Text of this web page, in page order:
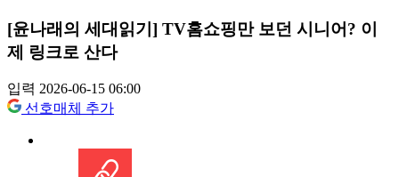
[윤나래의 세대읽기] TV홈쇼핑만 보던 시니어? 이
제 링크로 산다
입력 2026-06-15 06:00
선호매체 추가